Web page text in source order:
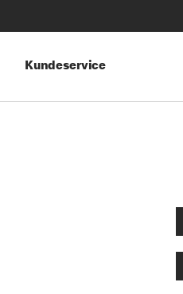
Kundeservice